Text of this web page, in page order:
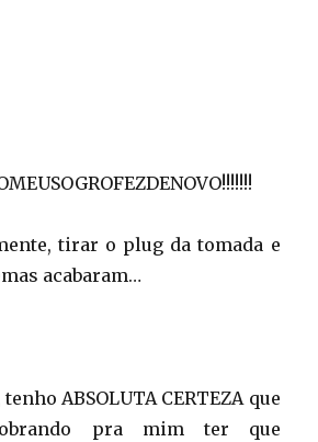
tirar o plug da tomada e
acabaram…
ABSOLUTA CERTEZA que
pra mim ter que